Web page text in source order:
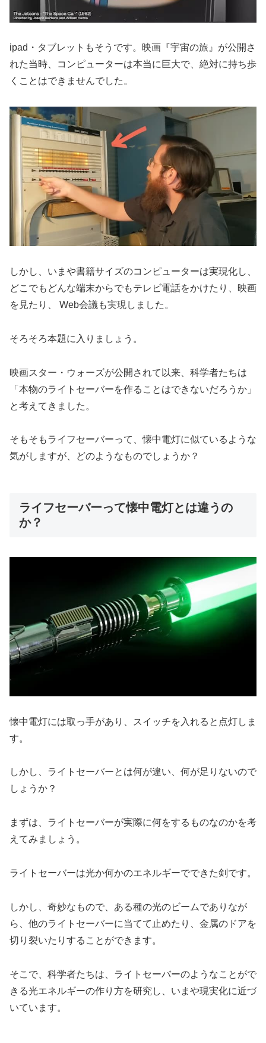
ipad・タブレットもそうです。映画『宇宙の旅』が公開さ
れた当時、コンピューターは本当に巨大で、絶対に持ち歩
くことはできませんでした。
しかし、いまや書籍サイズのコンピューターは実現化し、
どこでもどんな端末からでもテレビ電話をかけたり、映画
を見たり、 Web会議も実現しました。
そろそろ本題に入りましょう。
映画スター・ウォーズが公開されて以来、科学者たちは
「本物のライトセーバーを作ることはできないだろうか」
と考えてきました。
そもそもライフセーバーって、懐中電灯に似ているような
気がしますが、どのようなものでしょうか？
ライフセーバーって懐中電灯とは違うの
か？
懐中電灯には取っ手があり、スイッチを入れると点灯しま
す。
しかし、ライトセーバーとは何が違い、何が足りないので
しょうか？
まずは、ライトセーバーが実際に何をするものなのかを考
えてみましょう。
ライトセーバーは光か何かのエネルギーでできた剣です。
しかし、奇妙なもので、ある種の光のビームでありなが
ら、他のライトセーバーに当てて止めたり、金属のドアを
切り裂いたりすることができます。
そこで、科学者たちは、ライトセーバーのようなことがで
きる光エネルギーの作り方を研究し、いまや現実化に近づ
いています。